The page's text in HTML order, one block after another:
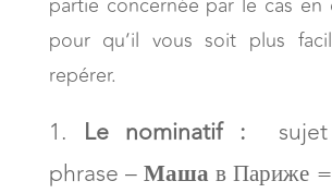
pour qu’il vous soit plus
repérer.
Le nominatif :
phrase –Маша в Париже